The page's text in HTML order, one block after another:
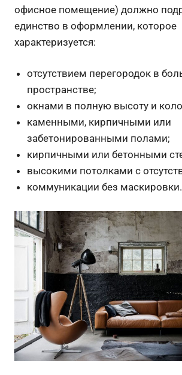
офисное помещение) должно
единство в оформлении, которое
характеризуется:
отсутствием перегородок в
пространстве;
окнами в полную высоту и
каменными, кирпичными или
забетонированными полами;
кирпичными или бетонными
высокими потолками с
коммуникации без маскировки.